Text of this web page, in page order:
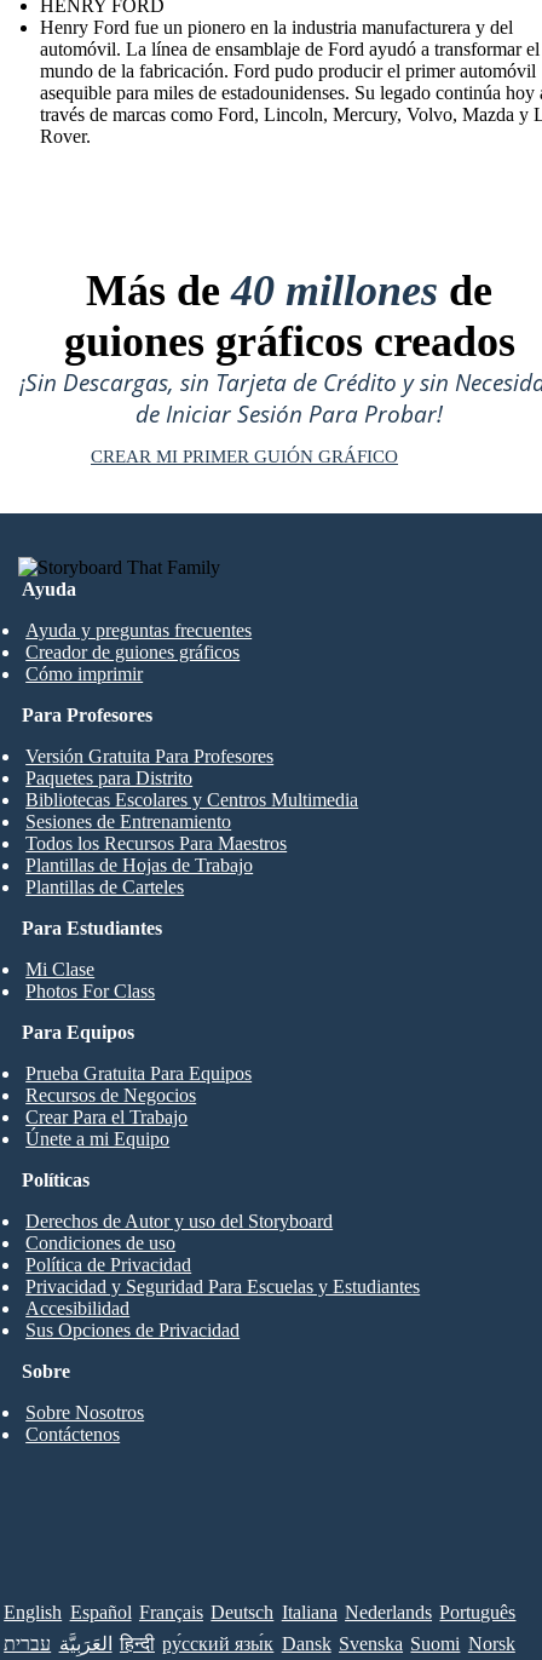
HENRY FORD
Henry Ford fue un pionero en la industria manufacturera y del
automóvil. La línea de ensamblaje de Ford ayudó a transformar el
mundo de la fabricación. Ford pudo producir el primer automóvil
asequible para miles de estadounidenses. Su legado continúa hoy
través de marcas como Ford, Lincoln, Mercury, Volvo, Mazda y
Rover.
Más de40 millones de
guiones gráficos creados
¡Sin Descargas, sin Tarjeta de Crédito y sin
de Iniciar Sesión Para Probar!
CREAR MI PRIMER GUIÓN GRÁFICO
Ayuda
Ayuda y preguntas frecuentes
Creador de guiones gráficos
Cómo imprimir
Para Estudiantes
Mi Clase
Photos For Class
Para Profesores
Versión Gratuita Para Profesores
Paquetes para Distrito
Bibliotecas Escolares y Centros Multimedia
Sesiones de Entrenamiento
Todos los Recursos Para Maestros
Plantillas de Hojas de Trabajo
Plantillas de Carteles
Para Equipos
Prueba Gratuita Para Equipos
Recursos de Negocios
Crear Para el Trabajo
Únete a mi Equipo
Sobre
Sobre Nosotros
Contáctenos
Políticas
Derechos de Autor y uso del Storyboard
Condiciones de uso
Política de Privacidad
Privacidad y Seguridad Para Escuelas y Estudiantes
Accesibilidad
Sus Opciones de Privacidad
English Español Français Deutsch Italiana Nederlands Português
עברית العَرَبِيَّة हिन्दी ру́сский язы́к Dansk Svenska Suomi Norsk